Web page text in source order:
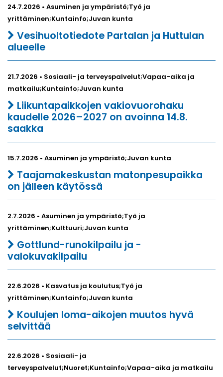
24.7.2026 • Asuminen ja ympäristö;Työ ja
yrittäminen;Kuntainfo;Juvan kunta
Vesihuoltotiedote Partalan ja Huttulan
alueelle
21.7.2026 • Sosiaali- ja terveyspalvelut;Vapaa-aika ja
matkailu;Kuntainfo;Juvan kunta
Liikuntapaikkojen vakiovuorohaku
kaudelle 2026–2027 on avoinna 14.8.
saakka
15.7.2026 • Asuminen ja ympäristö;Juvan kunta
Taajamakeskustan matonpesupaikka
on jälleen käytössä
2.7.2026 • Asuminen ja ympäristö;Työ ja
yrittäminen;Kulttuuri;Juvan kunta
Gottlund-runokilpailu ja -
valokuvakilpailu
22.6.2026 • Kasvatus ja koulutus;Työ ja
yrittäminen;Kuntainfo;Juvan kunta
Koulujen loma-aikojen muutos hyvä
selvittää
22.6.2026 • Sosiaali- ja
terveyspalvelut;Nuoret;Kuntainfo;Vapaa-aika ja matkailu